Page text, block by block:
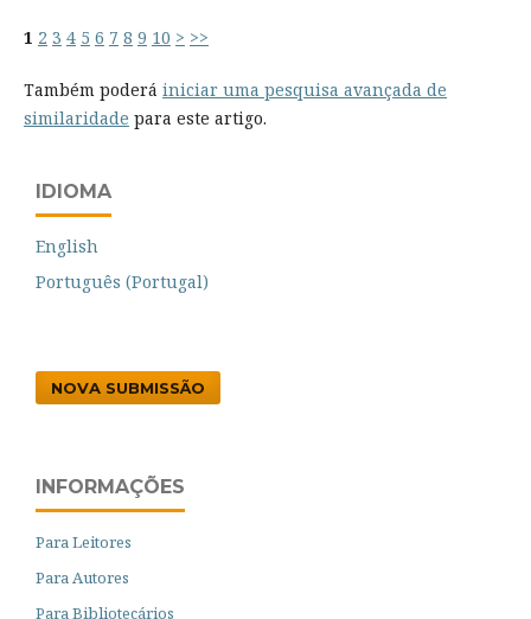
1 2 3 4 5 6 7 8 9 10 > >>
Também poderá iniciar uma pesquisa avançada de
similaridade para este artigo.
IDIOMA
English
Português (Portugal)
NOVA SUBMISSÃO
INFORMAÇÕES
Para Leitores
Para Autores
Para Bibliotecários